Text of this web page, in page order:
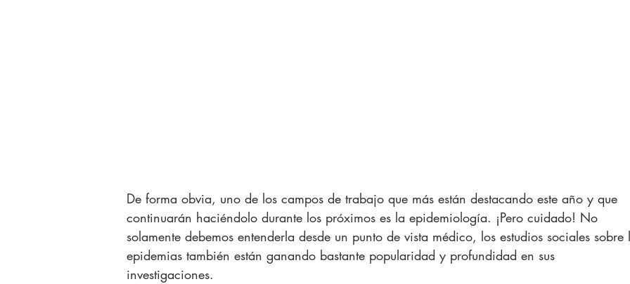
De forma obvia, uno de los campos de trabajo que más están destacando este año y que
continuarán haciéndolo durante los próximos es la epidemiología. ¡Pero cuidado! No
solamente debemos entenderla desde un punto de vista médico, los estudios sociales
epidemias también están ganando bastante popularidad y profundidad en sus
investigaciones.